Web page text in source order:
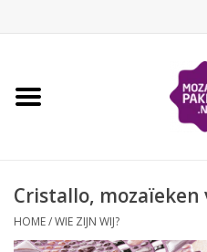
Home
Volwassenen
Losse mozaïekmaterialen
Cristallo, mozaïeken
HOME/WIE ZIJN WIJ?